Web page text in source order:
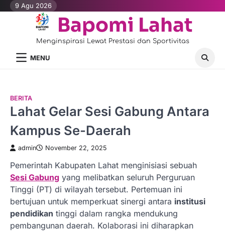
Skip9 Agu 2026
Bapomi Lahat
Menginspirasi Lewat Prestasi dan Sportivitas
MENU
BERITA
Lahat Gelar Sesi Gabung Antara
Kampus Se-Daerah
admin November 22, 2025
Pemerintah Kabupaten Lahat menginisiasi sebuah
Sesi Gabung yang melibatkan seluruh Perguruan
Tinggi (PT) di wilayah tersebut. Pertemuan ini
bertujuan untuk memperkuat sinergi antara institusi
pendidikan tinggi dalam rangka mendukung
pembangunan daerah. Kolaborasi ini diharapkan